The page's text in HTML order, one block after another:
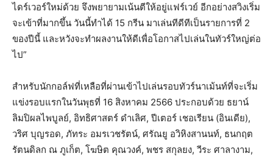
ไดร์เวอร์ใหม่ด้วย จึงพยายามเน้นตีให้อยู่แฟร์เวย์ อีกอย่างสวิงเริ่ม
จะเข้าที่มากขึ้น วันนี้ทำได้ 15 กรีน มาเล่นทีดีทีเป็นรายการที่ 2
ของปีนี้ และหวังจะทำผลงานให้ดีเพื่อโอกาสไปเล่นในทัวร์ใหญ่ต่อ
ไป”
สำหรับนักกอล์ฟที่เหลือที่ผ่านเข้าไปเล่นรอบทัวร์นาเม้นท์ที่จะเริ่ม
แข่งรอบแรกในวันพุธที่ 16 สิงหาคม 2566 ประกอบด้วย ธยาน์
ลิมปิผลไพบูลย์, อิทธิศาสตร์ ดำเลิศ, ปีเตอร์ เชอเรียน (อินเดีย),
วริศ บุญรอด, ภัทระ อมรเวชรัตน์, ศรัณยู อวิหิงสานนท์, ธนกฤต
รัตนดิลก ณ ภูเก็ต, โฆษิต คุณวงค์, พชร สกุลยง, วีระ ศาลางาม,